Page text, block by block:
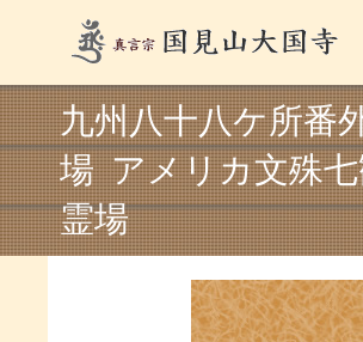
九州八十八ケ所番
場 アメリカ文殊
霊場